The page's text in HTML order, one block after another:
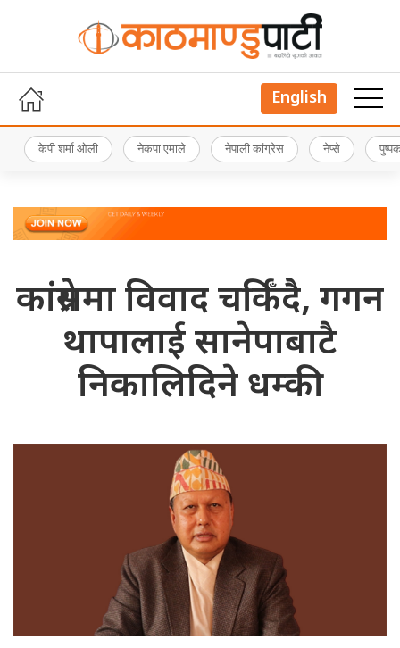
English
केपी शर्मा ओली नेकपा एमाले नेपाली कांग्रेस नेप्से
कांग्रेसमा विवाद चर्किँदै, गगन
थापालाई सानेपाबाटै
निकालिदिने धम्की